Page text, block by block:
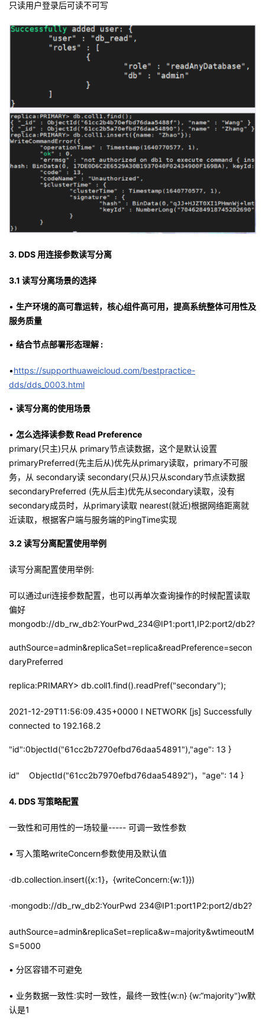
只读用户登录后可读不可写
3. DDS 用连接参数读写分离
3.1 读写分离场景的选择
• 生产环境的高可靠运转，核心组件高可用，提高系统整体可用性及
服务质量
• 结合节点部署形态理解 :
•https://supporthuaweicloud.com/bestpractice-
dds/dds_0003.html
• 读写分离的使用场景
• 怎么选择读参数 Read Preference
primary(只主)只从 primary节点读数据，这个是默认设置
primaryPreferred(先主后从)优先从primary读取，primary不可服
务，从 secondary读 secondary(只从)只从scondary节点读数据
secondaryPreferred (先从后主)优先从secondary读取，没有
secondary成员时，从primary读取 nearest(就近)根据网络距离就
近读取，根据客户端与服务端的PingTime实现
3.2 读写分离配置使用举例
读写分离配置使用举例:
可以通过uri连接参数配置，也可以再单次查询操作的时候配置读取
偏好
mongodb://db_rw_db2:YourPwd_234@IP1:port1,IP2:port2/db2?
authSource=admin&replicaSet=replica&readPreference=secon
daryPreferred
replica:PRIMARY> db.coll1.find().readPref("secondary");
2021-12-29T11:56:09.435+0000 I NETWORK [js] Successfully
connected to 192.168.2
"id":0bjectId("61cc2b7270efbd76daa54891"),"age": 13 }
id" ObjectId("61cc2b7970efbd76daa54892")，"age": 14 }
4.DDS 写策略配置
一致性和可用性的一场较量----- 可调一致性参数
• 写入策略writeConcern参数使用及默认值
·db.collection.insert({x:1}，{writeConcern:{w:1}})
·mongodb://db_rw_db2:YourPwd 234@IP1:port1P2:port2/db2?
authSource=admin&replicaSet=replica&w=majority&wtimeoutM
S=5000
• 分区容错不可避免
• 业务数据一致性:实时一致性，最终一致性{w:n} {w:“majority"}w默
认是1